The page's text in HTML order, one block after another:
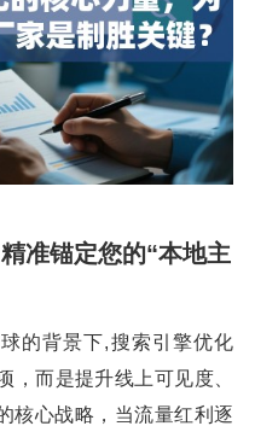
准锚定您的“本地主
的背景下,搜索引擎优化
，而是提升线上可见度、
核心战略，当流量红利逐